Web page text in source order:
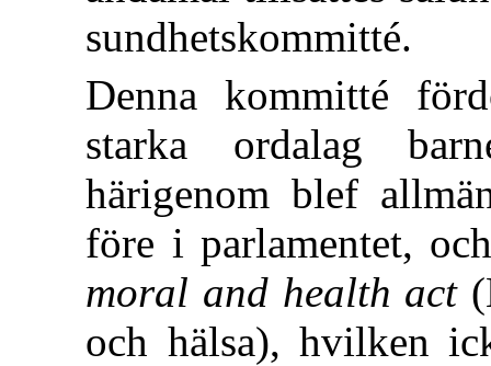
sundhetskommitté.
Denna kommitté
starka ordalag
härigenom blef
före i parlamentet,
moral and health act
och hälsa), hvilken